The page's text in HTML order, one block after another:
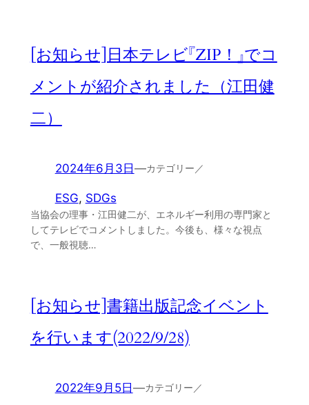
[お知らせ]日本テレビ『ZIP！』でコ
メントが紹介されました（江田健
二）
2024年6月3日—カテゴリー／
ESG, SDGs
当協会の理事・江田健二が、エネルギー利用の専門家と
してテレビでコメントしました。今後も、様々な視点
で、一般視聴…
[お知らせ]書籍出版記念イベント
を行います(2022/9/28)
2022年9月5日—カテゴリー／